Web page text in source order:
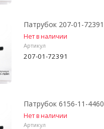
Патрубок 207-01-72391
Нет в наличии
Артикул
207-01-72391
Патрубок 6156-11-4460
Нет в наличии
Артикул